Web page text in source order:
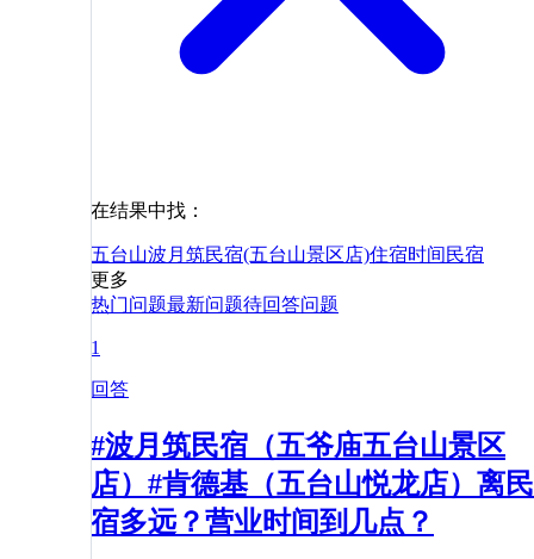
在结果中找：
五台山波月筑民宿(五台山景区店)住宿时间 民宿
更多
热门问题最新问题待回答问题
1
回答
#波月筑民宿（五爷庙五台山景区
店）#肯德基（五台山悦龙店）离民
宿多远？营业时间到几点？​